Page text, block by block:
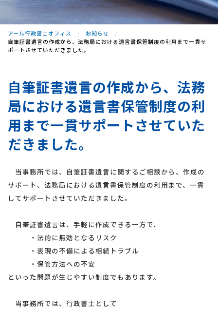
アール行政書士オフィス
お知らせ
自筆証書遺言の作成から、法務局における遺言書保管制度の利用まで一貫サ
ポートさせていただきました。
自筆証書遺言の作成から、法務
局における遺言書保管制度の利
用まで一貫サポートさせていた
だきました。
当事務所では、自筆証書遺言に関するご相談から、作成の
サポート、法務局における遺言書保管制度の利用まで、一貫
してサポートさせていただきました。
自筆証書遺言は、手軽に作成できる一方で、
・法的に無効となるリスク
・表現の不備による相続トラブル
・保管方法への不安
といった問題が生じやすい制度でもあります。
当事務所では、行政書士として